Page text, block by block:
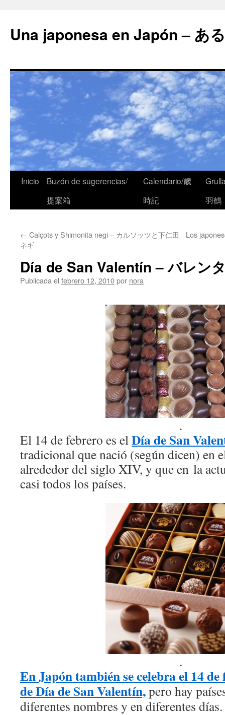
Una japonesa en Japón – あ
Inicio
Buzón de sugerencias/
提案箱
Calendario/歳
時記
羽鶴
← Calçots y Shimonita negi – カルソッツと下仁田
ネギ
Los
Día de San Valentín – バレン
Publicada el febrero 12, 2010por nora
.
El 14 de febrero es elDía de San
tradicional que nació (según dicen) en
alrededor del siglo XIV, y que en la
casi todos los países.
.
En Japón también se celebra el 14
de Día de San Valentín,pero hay
diferentes nombres y en diferentes días.